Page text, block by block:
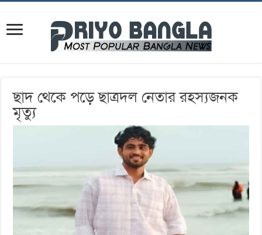
ছাদ থেকে পড়ে ছাত্রদল নেতার রহস্যজনক
মৃত্যু